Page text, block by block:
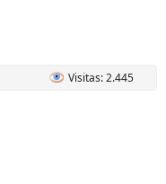
Visitas: 2.445